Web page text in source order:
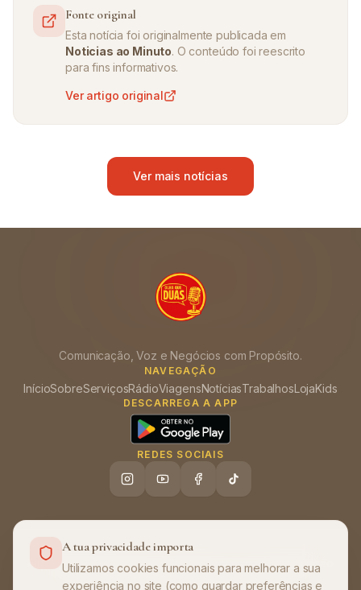
Fonte original
Esta notícia foi originalmente publicada em
Noticias ao Minuto. O conteúdo foi reescrito
para fins informativos.
Ver artigo original
Ver mais notícias
Comunicação, Voz e Negócios com Propósito.
NAVEGAÇÃO
InícioSobreServiçosRádioViagensNotíciasTrabalhosLojaKids
DESCARREGA A APP
REDES SOCIAIS
Ajuda (FAQ)•Política de Privacidade • Termos de Utilização
A tua privacidade importa
Utilizamos cookies funcionais para melhorar a sua
experiência no site (como guardar preferências e